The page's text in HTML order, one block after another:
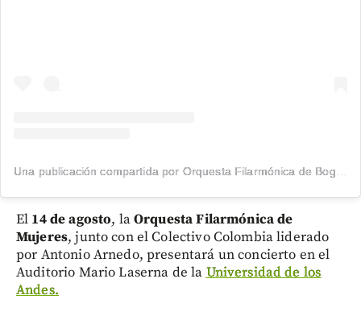
El 14 de agosto, laOrquesta Filarmónica de
Mujeres, junto con el Colectivo Colombia liderado
por Antonio Arnedo, presentará un concierto en el
Auditorio Mario Laserna de la Universidad de los
Andes.